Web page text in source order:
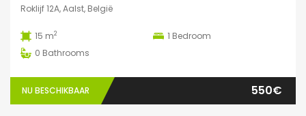
Roklijf 12A, Aalst, België
15 m2 1 Bedroom
0 Bathrooms
NU BESCHIKBAAR 550€